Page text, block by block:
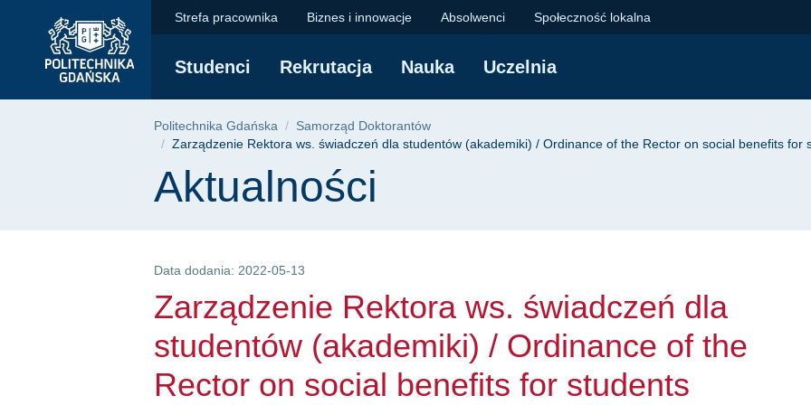
głównego
wyszukiwarki
Zarządzenie Rektora ws. świadczeń dla
Strefa pracownika Biznes i innowacje Absolwenci Społeczność lokalna
Studenci Rekrutacja Nauka Uczelnia
Ścieżka nawigacyjna
Politechnika Gdańska
Samorząd Doktorantów
Zarządzenie Rektora ws. świadczeń dla studentów (akademiki) / Ordinance of the Rector on social benefits for
Treść strony
Aktualności
Data dodania: 2022-05-13
Zarządzenie Rektora ws. świadczeń dla
studentów (akademiki) / Ordinance of the
Rector on social benefits for students